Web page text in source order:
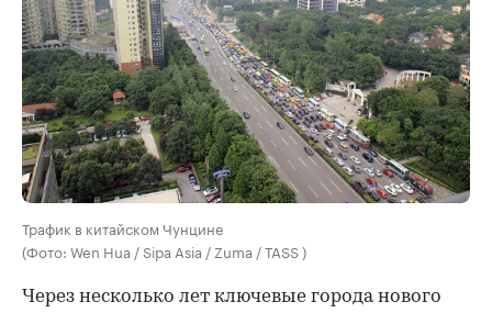
Трафик в китайском Чунцине
(Фото: Wen Hua / Sipa Asia / Zuma / TASS )
Через несколько лет ключевые города нового